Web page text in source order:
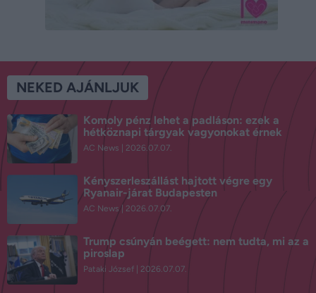
NEKED AJÁNLJUK
Komoly pénz lehet a padláson: ezek a
hétköznapi tárgyak vagyonokat érnek
AC News 2026.07.07.
Kényszerleszállást hajtott végre egy
Ryanair-járat Budapesten
AC News 2026.07.07.
Trump csúnyán beégett: nem tudta, mi az a
piroslap
Pataki József 2026.07.07.